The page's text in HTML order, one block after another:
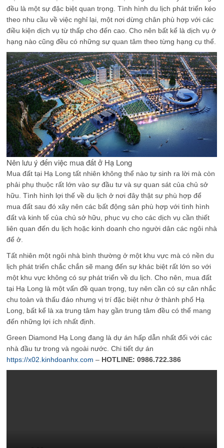
đều là một sự đặc biệt quan trọng. Tình hình du lịch phát triển kéo
theo nhu cầu về việc nghỉ lại, một nơi dừng chân phù hợp với các
điều kiện dịch vụ từ thấp cho đến cao. Cho nên bất kể là dịch vụ ở
hạng nào cũng đều có những sự quan tâm theo từng hạng cụ thể.
Nên lưu ý đến việc mua đất ở Hạ Long
Mua đất tại Hạ Long tất nhiên không thể nào tự sinh ra lời mà còn
phải phụ thuộc rất lớn vào sự đầu tư và sự quan sát của chủ sở
hữu. Tình hình lợi thế về du lịch ở nơi đây thật sự phù hợp để
mua đất sau đó xây nên các bất động sản phù hợp với tình hình
đất và kinh tế của chủ sở hữu, phục vụ cho các dịch vụ cần thiết
liên quan đến du lịch hoặc kinh doanh cho người dân các ngôi nhà
để ở.
Tất nhiên một ngôi nhà bình thường ở một khu vực mà có nền du
lịch phát triển chắc chắn sẽ mang đến sự khác biệt rất lớn so với
một khu vực không có sự phát triển về du lịch. Cho nên, mua đất
tại Hạ Long là một vấn đề quan trọng, tuy nên cần có sự cân nhắc
chu toàn và thấu đáo nhưng vị trí đặc biệt như ở thành phố Hạ
Long, bất kể là xa trung tâm hay gần trung tâm đều có thể mang
đến những lợi ích nhất định.
Green Diamond Hạ Long đang là dự án hấp dẫn nhất đối với các
nhà đầu tư trong và ngoài nước. Chi tiết dự án
https://x02.kinhdoanhx.com – HOTLINE: 0986.722.386